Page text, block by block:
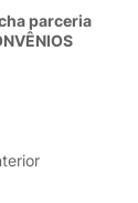
parceria